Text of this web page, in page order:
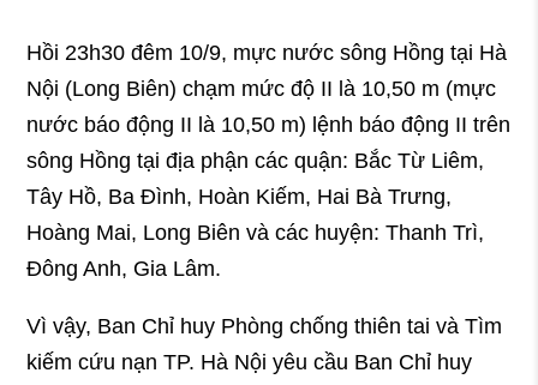
Hồi 23h30 đêm 10/9, mực nước sông Hồng tại Hà
Nội (Long Biên) chạm mức độ II là 10,50 m (mực
nước báo động II là 10,50 m) lệnh báo động II trên
sông Hồng tại địa phận các quận: Bắc Từ Liêm,
Tây Hồ, Ba Đình, Hoàn Kiếm, Hai Bà Trưng,
Hoàng Mai, Long Biên và các huyện: Thanh Trì,
Đông Anh, Gia Lâm.
Vì vậy, Ban Chỉ huy Phòng chống thiên tai và Tìm
kiếm cứu nạn TP. Hà Nội yêu cầu Ban Chỉ huy